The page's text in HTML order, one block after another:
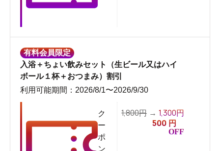
有料会員限定
入浴＋ちょい飲みセット（生ビール又はハイ
ボール１杯＋おつまみ）割引
利用可能期間：2026/8/1〜2026/9/30
ク
ー
ポ
ン
1,800円 → 1,300円
500 円
OFF